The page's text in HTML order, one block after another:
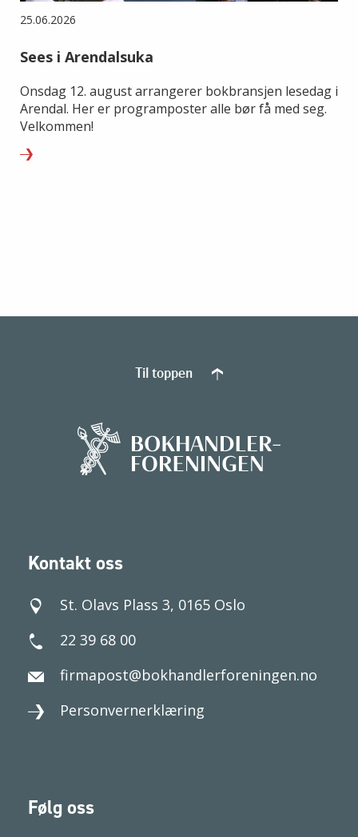
25.06.2026
Sees i Arendalsuka
Onsdag 12. august arrangerer bokbransjen lesedag i
Arendal. Her er programposter alle bør få med seg.
Velkommen!
Kontakt oss
St. Olavs Plass 3, 0165 Oslo
22 39 68 00
firmapost@bokhandlerforeningen.no
Personvernerklæring
Følg oss
Til toppen